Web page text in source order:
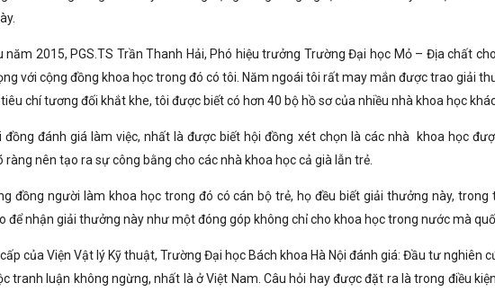
2015, PGS.TS Trần Thanh Hải, Phó hiệu trưởng Trường Đại học Mỏ – Địa chất
với cộng đồng khoa học trong đó có tôi. Năm ngoái tôi rất may mắn được trao giải
chí tương đối khắt khe, tôi được biết có hơn 40 bộ hồ sơ của nhiều nhà khoa học
đánh giá làm việc, nhất là được biết hội đồng xét chọn là các nhà khoa học
nên tạo ra sự công bằng cho các nhà khoa học cả già lẫn trẻ.
đồng người làm khoa học trong đó có cán bộ trẻ, họ đều biết giải thưởng này, trong
nhận giải thưởng này như một đóng góp không chỉ cho khoa học trong nước mà
của Viện Vật lý Kỹ thuật, Trường Đại học Bách khoa Hà Nội đánh giá: Đầu tư nghiên
tranh luận không ngừng, nhất là ở Việt Nam. Câu hỏi hay được đặt ra là trong điều